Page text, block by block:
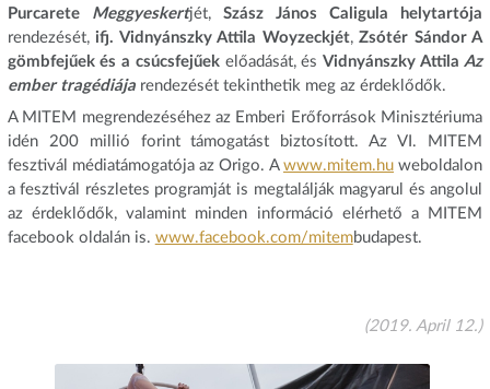
Purcarete
Meggyeskertjét, Szász János Caligula helytartója
rendezését,ifj. Vidnyánszky Attila Woyzeckjét,Zsótér Sándor A
gömbfejűek és a csúcsfejűek előadását, és Vidnyánszky Attila Az
ember tragédiájarendezését tekinthetik meg az érdeklődők.
A MITEM megrendezéséhez az Emberi Erőforrások Minisztériuma
idén 200 millió forint támogatást biztosított. Az VI. MITEM
fesztivál médiatámogatója az Origo. Awww.mitem.hu weboldalon
a fesztivál részletes programját is megtalálják magyarul és angolul
az érdeklődők, valamint minden információ elérhető a MITEM
facebook oldalán is. www.facebook.com/mitembudapest.
(2019. April 12.)